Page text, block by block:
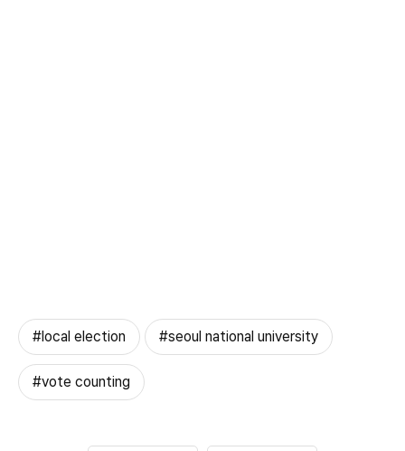
#local election #seoul national university
#vote counting